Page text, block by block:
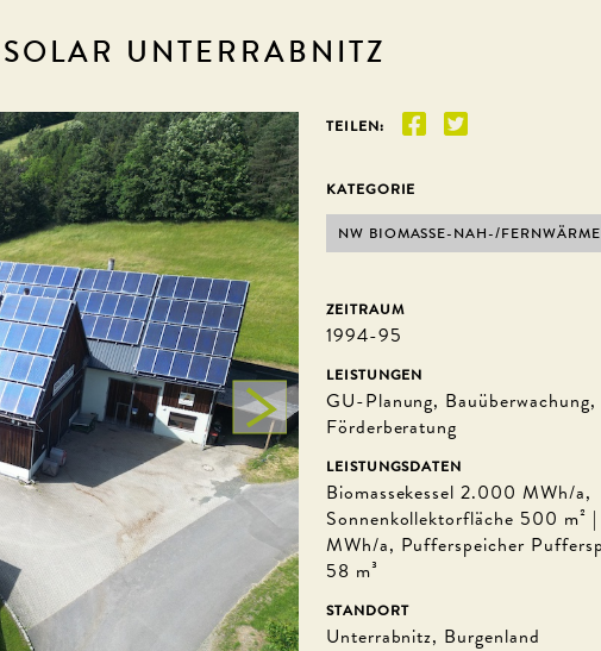
UNTERRABNITZ
TEILEN:
KATEGORIE
NW BIOMASSE-NAH-/FERNWÄRME
ZEITRAUM
1994-95
LEISTUNGEN
GU-Planung, Bauüberwachung,
Förderberatung
LEISTUNGSDATEN
Biomassekessel 2.000 MWh/a,
Sonnenkollektorfläche 500 m²
MWh/a, Pufferspeicher
58 m³
STANDORT
Unterrabnitz, Burgenland